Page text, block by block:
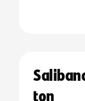
ton